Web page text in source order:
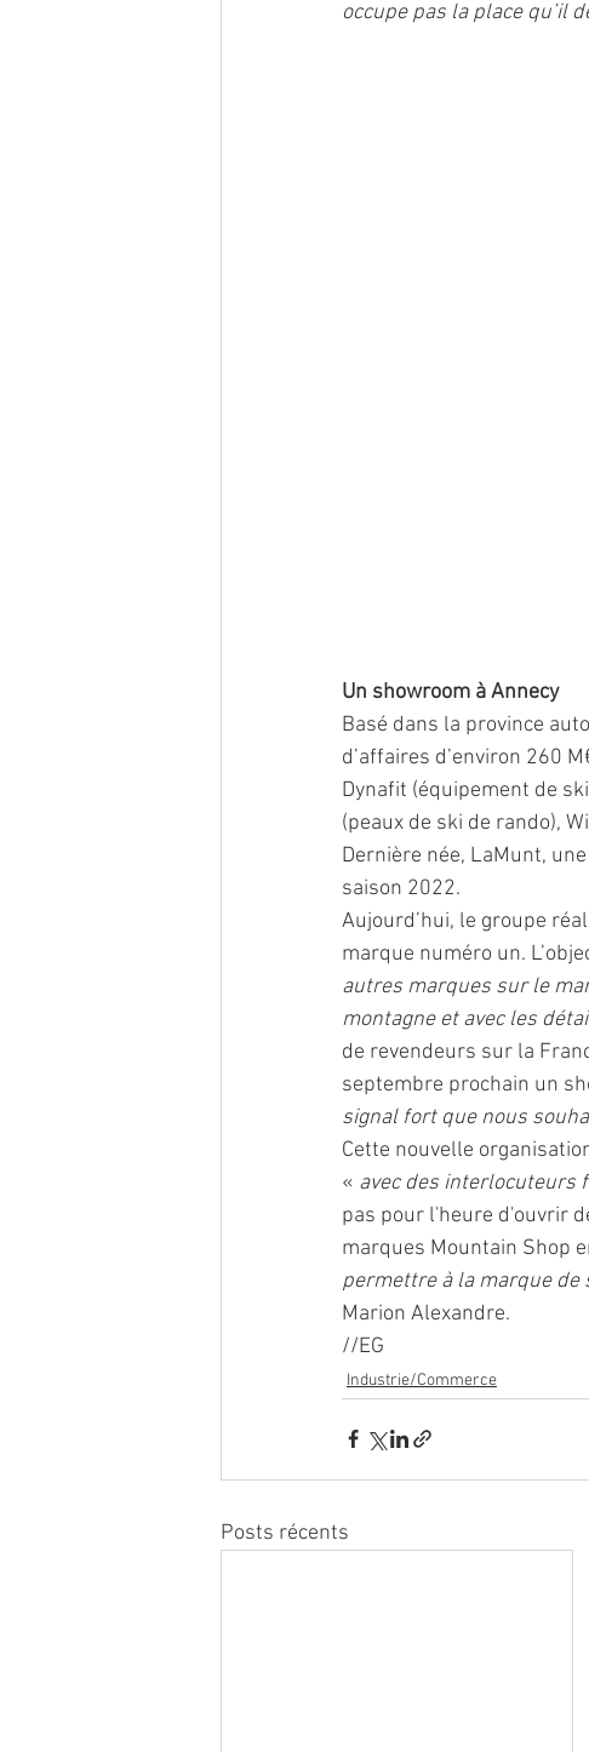
occupe pas la place qu’il
Un showroom à Annecy
Basé dans la province
d’affaires d’environ 260
Dynafit (équipement de
(peaux de ski de rando),
Dernière née, LaMunt,
saison 2022.
Aujourd’hui, le groupe
marque numéro un.
autres marques sur le
montagne et avec les
de revendeurs sur la
septembre prochain un
signal fort que nous
Cette nouvelle
« avec des interlocuteurs
pas pour l'heure d'ouvrir
marques Mountain Shop
permettre à la marque de
Marion Alexandre.
//EG
Industrie/Commerce
Posts récents